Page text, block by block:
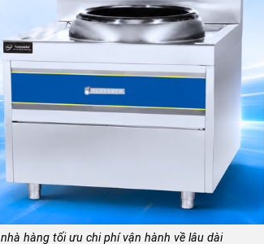
hàng tối ưu chi phí vận hành về lâu dài